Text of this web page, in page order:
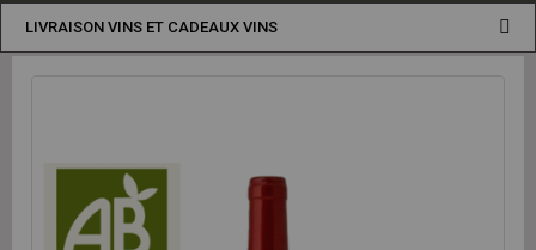
LIVRAISON VINS ET CADEAUX VINS